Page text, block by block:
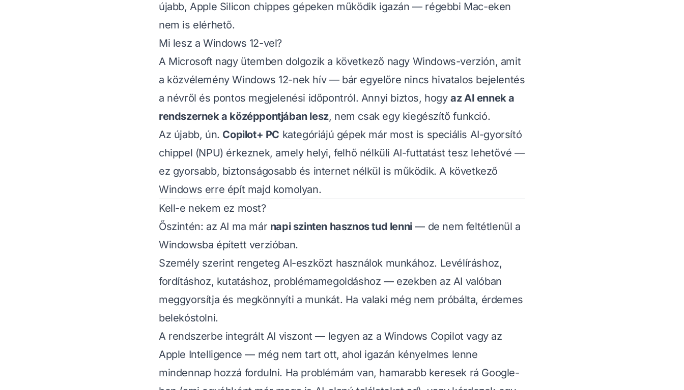
újabb, Apple Silicon chippes gépeken működik igazán — régebbi Mac-eken
nem is elérhető.
Mi lesz a Windows 12-vel?
A Microsoft nagy ütemben dolgozik a következő nagy Windows-verzión, amit
a közvélemény Windows 12-nek hív — bár egyelőre nincs hivatalos bejelentés
a névről és pontos megjelenési időpontról. Annyi biztos, hogyaz AI ennek a
rendszernek a középpontjában lesz, nem csak egy kiegészítő funkció.
Az újabb, ún. Copilot+ PC kategóriájú gépek már most is speciális AI-gyorsító
chippel (NPU) érkeznek, amely helyi, felhő nélküli AI-futtatást tesz lehetővé —
ez gyorsabb, biztonságosabb és internet nélkül is működik. A következő
Windows erre épít majd komolyan.
Kell-e nekem ez most?
Őszintén: az AI ma már napi szinten hasznos tud lenni— de nem feltétlenül a
Windowsba épített verzióban.
Személy szerint rengeteg AI-eszközt használok munkához. Levélíráshoz,
fordításhoz, kutatáshoz, problémamegoldáshoz — ezekben az AI valóban
meggyorsítja és megkönnyíti a munkát. Ha valaki még nem próbálta, érdemes
belekóstolni.
A rendszerbe integrált AI viszont — legyen az a Windows Copilot vagy az
Apple Intelligence — még nem tart ott, ahol igazán kényelmes lenne
mindennap hozzá fordulni. Ha problémám van, hamarabb keresek rá Google-